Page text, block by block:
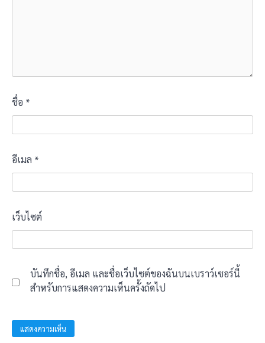
ชื่อ *
อีเมล *
เว็บไซต์
บันทึกชื่อ, อีเมล และชื่อเว็บไซต์ของฉันบนเบราว์เซอร์นี้
สำหรับการแสดงความเห็นครั้งถัดไป